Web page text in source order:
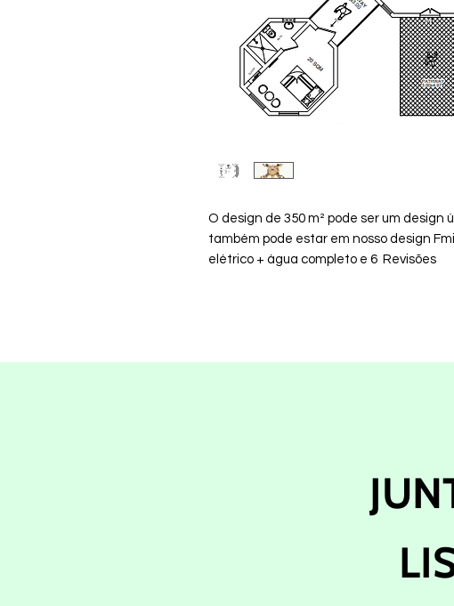
O design de 350 m² pode ser um design
também pode estar em nosso design
elétrico + água completo e 6 Revisões